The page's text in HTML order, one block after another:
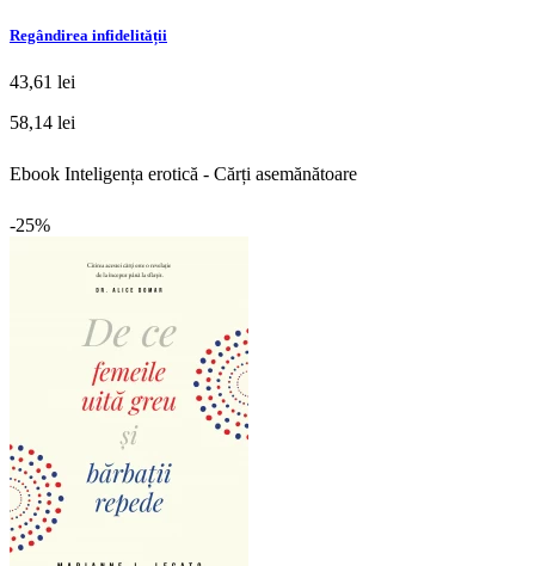
Regândirea infidelității
43,61 lei
58,14 lei
Ebook Inteligența erotică - Cărți asemănătoare
-25%